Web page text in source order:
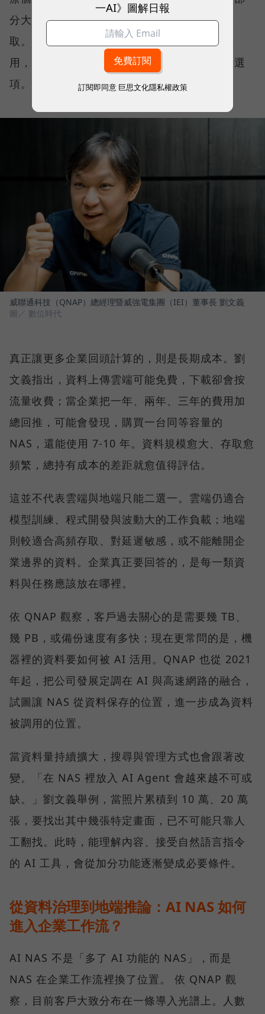
分大學院校與設計公司也不希望資料被雲端存
取。對這些組織而言，問題並不是雲端好不好
用，而是一開始就沒有把核心資料全面上雲的選
項。
威聯通科技（QNAP）總經理暨威強電集團（IEI）董事長 劉文義
圖／ 數位時代
真正讓更多企業回頭計算的，則是長期成本。劉
文義指出，資料上傳雲端可能免費，下載卻會按
流量收費；當企業把一年、兩年、三年的費用加
總回推，可能會發現，購買一台同等容量的
NAS，還能使用 7-10 年。資料規模愈大、存取愈
頻繁，總持有成本的差距就愈值得評估。
這並不代表雲端與地端只能二選一。雲端仍適合
模型訓練、程式開發與波動大的工作負載；地端
則較適合高頻存取、對延遲敏感，或不能離開企
業邊界的資料。企業真正要回答的，是每一類資
料與任務應該放在哪裡。
依 QNAP 觀察，客戶過去關心的是需要幾 TB、
幾 PB，或備份速度有多快；現在更常問的是，機
器裡的資料要如何被 AI 活用。QNAP 也從 2021
年起，把公司發展定調在 AI 與高速網路的融合，
試圖讓 NAS 從資料保存的位置，進一步成為資料
被調用的位置。
當資料量持續擴大，搜尋與管理方式也會跟著改
變。「在 NAS 裡放入 AI Agent 會越來越不可或
缺。」劉文義舉例，當照片累積到 10 萬、20 萬
張，要找出其中幾張特定畫面，已不可能只靠人
工翻找。此時，能理解內容、接受自然語言指令
的 AI 工具，會從加分功能逐漸變成必要條件。
從資料治理到地端推論：AI NAS 如何
進入企業工作流？
AI NAS 不是「多了 AI 功能的 NAS」，而是
NAS 在企業工作流裡換了位置。 依 QNAP 觀
察，目前客戶大致分布在一條導入光譜上。人數
一AI》圖解日報
訂閱即同意 巨思文化隱私權政策